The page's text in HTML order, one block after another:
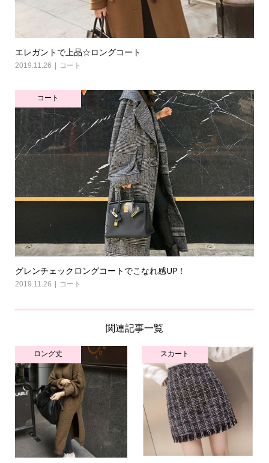
エレガントで上品☆ロングコート
2019.11.26 コート
コート
グレンチェックロングコートでこなれ感UP！
2019.11.26 コート
関連記事一覧
ロング丈 スカート